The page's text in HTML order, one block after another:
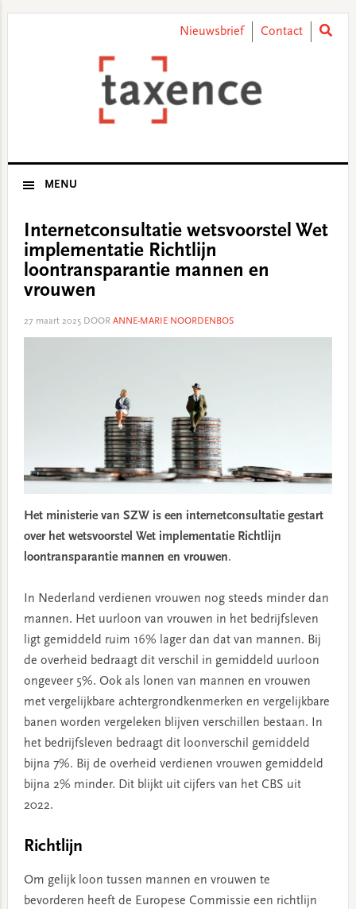
Nieuwsbrief Contact
MENU
Internetconsultatie wetsvoorstel Wet
implementatie Richtlijn
loontransparantie mannen en
vrouwen
27 maart 2025DOOR ANNE-MARIE NOORDENBOS
Het ministerie van SZW is een internetconsultatie gestart
over het wetsvoorstel Wet implementatie Richtlijn
loontransparantie mannen en vrouwen.
In Nederland verdienen vrouwen nog steeds minder dan
mannen. Het uurloon van vrouwen in het bedrijfsleven
ligt gemiddeld ruim 16% lager dan dat van mannen. Bij
de overheid bedraagt dit verschil in gemiddeld uurloon
ongeveer 5%. Ook als lonen van mannen en vrouwen
met vergelijkbare achtergrondkenmerken en vergelijkbare
banen worden vergeleken blijven verschillen bestaan. In
het bedrijfsleven bedraagt dit loonverschil gemiddeld
bijna 7%. Bij de overheid verdienen vrouwen gemiddeld
bijna 2% minder. Dit blijkt uit cijfers van het CBS uit
2022.
Richtlijn
Om gelijk loon tussen mannen en vrouwen te
bevorderen heeft de Europese Commissie een richtlijn